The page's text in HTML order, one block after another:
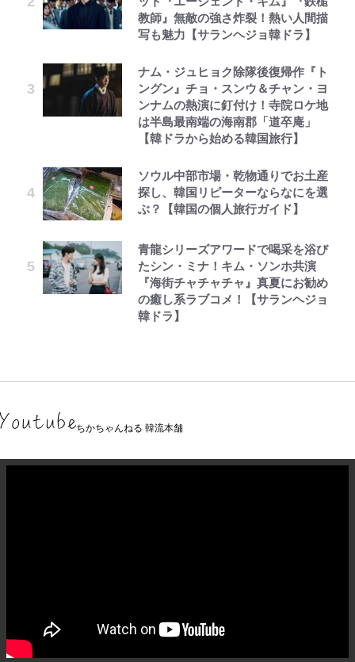
教師』無敵の強さ炸裂！熱い人間描
写も魅力【サランヘジョ韓ドラ】
ナム・ジュヒョク除隊後復帰作『ト
ングン』チョ・スンウ＆チャン・ヨ
ンナムの熱演に釘付け！寺院ロケ地
は半島最南端の海南郡「道卒庵」
【韓ドラから始める韓国旅行】
ソウル中部市場・乾物通りでお土産
探し、韓国リピーターならなにを選
ぶ？【韓国の個人旅行ガイド】
青龍シリーズアワードで喝采を浴び
たシン・ミナ！キム・ソンホ共演
『海街チャチャチャ』真夏にお勧め
の癒し系ラブコメ！【サランヘジョ
韓ドラ】
ちかちゃんねる 韓流本舗